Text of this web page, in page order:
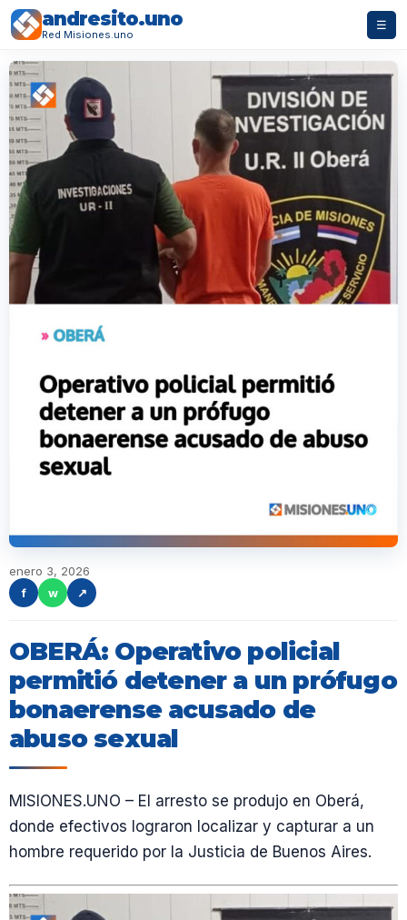
andresito.uno
Red Misiones.uno
☰
enero 3, 2026
f
w ↗
OBERÁ: Operativo policial
permitió detener a un prófugo
bonaerense acusado de
abuso sexual
MISIONES.UNO – El arresto se produjo en Oberá,
donde efectivos lograron localizar y capturar a un
hombre requerido por la Justicia de Buenos Aires.